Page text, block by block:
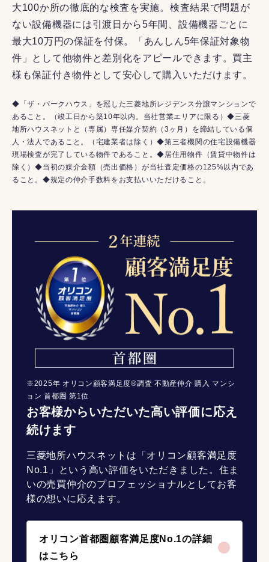
大100か所の徹底的な検査を実施。検査結果で問題が
ない設備機器には引渡日から5年間、設備機器ごとに
最大10万円の保証を付保。「あんしん5年保証対象物
件」として他物件と差別化をアピールできます。買主
様も保証付き物件として安心して購入いただけます。
◆「ザ・パークハウス」を冠した三菱地所レジデンス分譲マンションで
あること。（竣工日から築10年以内。当社営業エリアに限る）◆三菱
地所ハウスネットと（専属）専任媒介契約（3ヶ月）を締結している個
人・法人であること。（宅建業者は除く）◆第三者機関の住宅設備機器
現場検査が完了している物件であること。◆居住用物件（賃貸中物件は
除く）◆当初の媒介金額（売出価格）が当社査定価格の125%以内であ
ること。◆規定の仲介手数料をお支払いいただけること。
お客様からいただいた高い評価に応え
続けます
三菱地所ハウスネットは「オリコン顧客満足度
No.1」という高い評価をいただきました。住ま
いの売買仲介のプロフェッショナルとしてお客
様の想いに応えます。
オリコン首都圏顧客満足度No.1の詳細
はこちら
※2025年 オリコン顧客満足度®調査 不動産仲介 購入 マンシ
ョン 首都圏 第1位